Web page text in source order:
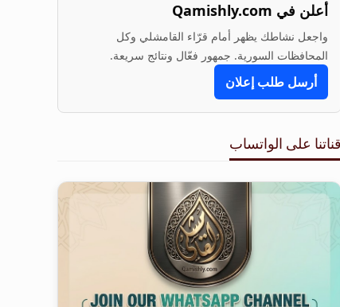
أعلن في Qamishly.com
واجعل نشاطك يظهر أمام قرّاء القامشلي وكل
المحافظات السورية. جمهور فعّال ونتائج سريعة.
أرسل طلب إعلان
قناتنا على الواتساب